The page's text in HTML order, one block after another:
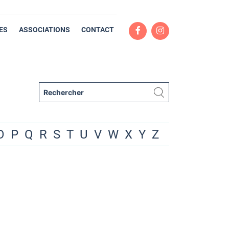
ASSOCIATIONS CONTACT
P Q R S T U V W X Y Z